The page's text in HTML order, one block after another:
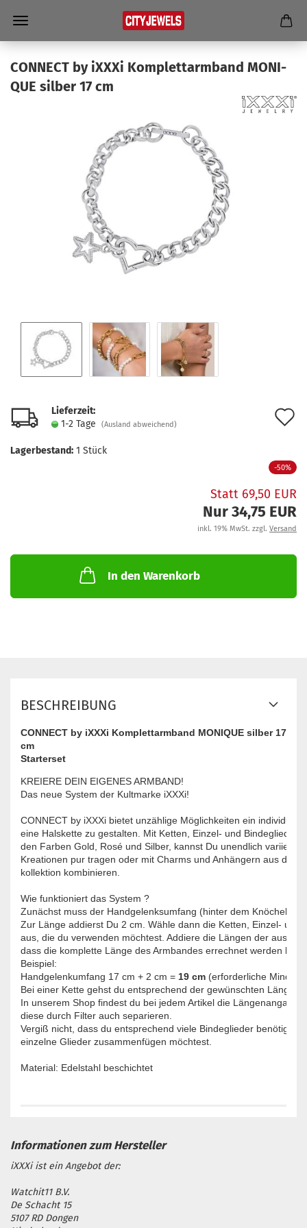
CON­NECT by iXXXi Kom­plett­arm­band MO­NI­
QUE sil­ber 17 cm
Lieferzeit:
1-2 Tage
(Ausland abweichend)
Lagerbestand: 1 Stück
-50%
Statt 69,50 EUR
Nur 34,75 EUR
inkl. 19% MwSt. zzgl. Versand
In den Warenkorb
BESCHREIBUNG
CONNECT by iXXXi Komplettarmband MONIQUE silber 17
cm
Starterset
KREIERE DEIN EIGENES ARMBAND!
Das neue System der Kultmarke iXXXi!
CONNECT by iXXXi bietet unzählige Möglichkeiten ein
eine Halskette zu gestalten. Mit Ketten, Einzel- und Bindegliedern
den Farben Gold, Rosé und Silber, kannst Du unendlich
Kreationen pur tragen oder mit Charms und Anhängern aus der
kollektion kombinieren.
Wie funktioniert das System ?
Zunächst muss der Handgelenksumfang (hinter dem Knöchel)
Zur Länge addierst Du 2 cm. Wähle dann die Ketten, Einzel-
aus, die du verwenden möchtest. Addiere die Längen der
dass die komplette Länge des Armbandes errechnet werden
Beispiel:
Handgelenkumfang 17 cm + 2 cm = 19 cm (erforderliche
Bei einer Kette gehst du entsprechend der gewünschten Länge
In unserem Shop findest du bei jedem Artikel die Längenangabe
diese durch Filter auch separieren.
Vergiß nicht, dass du entsprechend viele Bindeglieder benötigst,
einzelne Glieder zusammenfügen möchtest.
Material: Edelstahl beschichtet
iXXXi ist ein Angebot der:
Watchit11 B.V.
De Schacht 15
5107 RD Dongen